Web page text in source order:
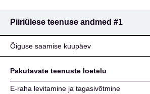
Piiriülese teenuse andmed #1
Õiguse saamise kuupäev
Pakutavate teenuste loetelu
E-raha levitamine ja tagasivõtmine